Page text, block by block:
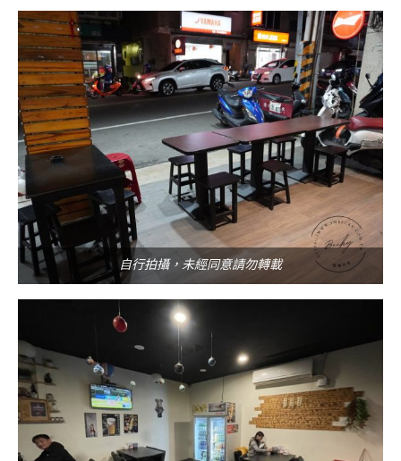
自行拍攝，未經同意請勿轉載